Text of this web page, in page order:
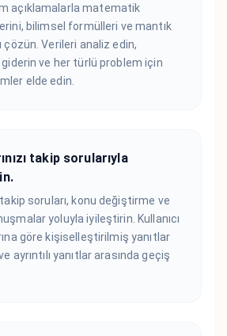
açıklamalarla matematik
bilimsel formülleri ve mantık
çözün. Verileri analiz edin,
giderin ve her türlü problem için
elde edin.
takip sorularıyla
takip soruları, konu değiştirme ve
yoluyla iyileştirin. Kullanıcı
göre kişiselleştirilmiş yanıtlar
ayrıntılı yanıtlar arasında geçiş